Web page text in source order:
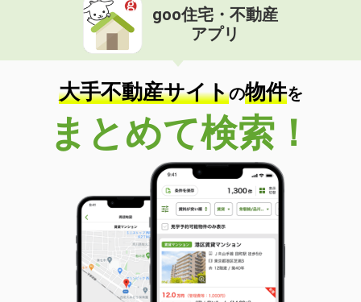
goo住宅・不動産
アプリ
大手不動産サイトの物件を
まとめて検索！